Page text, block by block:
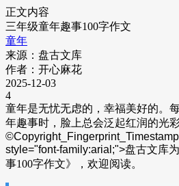
正文内容
三年级童年趣事100字作文
童年
来源：盘古文库
作者：开心麻花
2025-12-03
4
童年是无忧无虑的，幸福美好的。
年趣事时，脸上总会泛起红润的光彩
style="font-family:arial;">盘古文库
事100字作文》，欢迎阅读。